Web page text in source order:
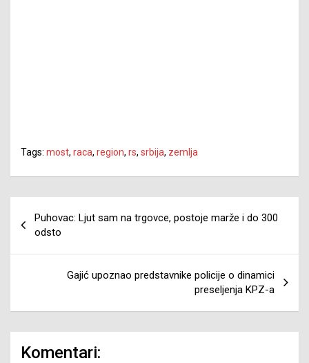
Tags: most, raca, region, rs, srbija, zemlja
članaka
Puhovac: Ljut sam na trgovce, postoje marže i do 300
odsto
Gajić upoznao predstavnike policije o dinamici
preseljenja KPZ-a
Komentari: